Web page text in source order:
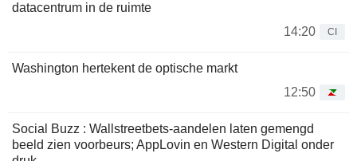
datacentrum in de ruimte
14:20
CI
Washington hertekent de optische markt
12:50
Social Buzz : Wallstreetbets-aandelen laten gemengd
beeld zien voorbeurs; AppLovin en Western Digital onder